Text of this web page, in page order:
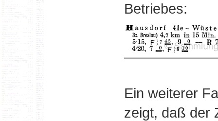
Betriebes:
Ein weiterer
zeigt, daß der